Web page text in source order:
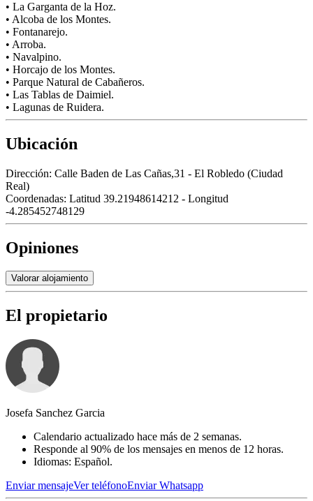
• La Garganta de la Hoz.
• Alcoba de los Montes.
• Fontanarejo.
• Arroba.
• Navalpino.
• Horcajo de los Montes.
• Parque Natural de Cabañeros.
• Las Tablas de Daimiel.
• Lagunas de Ruidera.
Ubicación
Dirección: Calle Baden de Las Cañas,31 - El Robledo (Ciudad
Real)
Coordenadas: Latitud 39.21948614212 - Longitud
-4.285452748129
Opiniones
Valorar alojamiento
El propietario
Josefa Sanchez Garcia
Calendario actualizado hace más de 2 semanas.
Responde al 90% de los mensajes en menos de 12 horas.
Idiomas: Español.
Enviar mensajeVer teléfonoEnviar Whatsapp